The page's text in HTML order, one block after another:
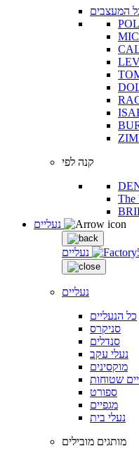
המעצבים
קנה לפי
The
נעליים
נעליים
כל הנעליים
סניקרס
סנדלים
נעלי עקב
מוקסינים
שטוחות
ספורט
מגפיים
נעלי בית
מותגים מובילים